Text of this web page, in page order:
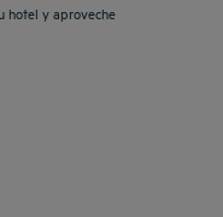
hotel y aproveche